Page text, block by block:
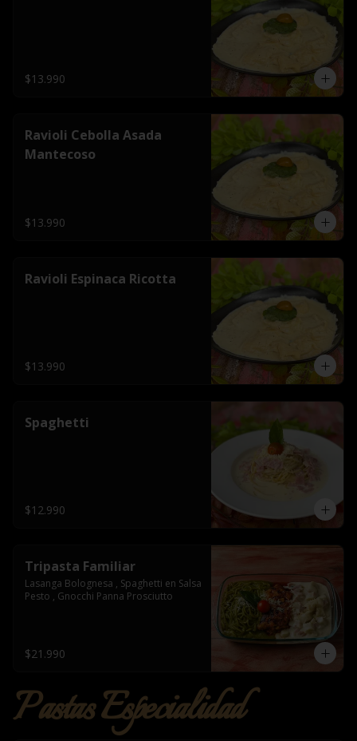
$13.990
Ravioli Cebolla Asada
Mantecoso
$13.990
Ravioli Espinaca Ricotta
$13.990
Spaghetti
$12.990
Tripasta Familiar
Lasanga Bolognesa , Spaghetti en Salsa
Pesto , Gnocchi Panna Prosciutto
$21.990
Pastas Especialidad